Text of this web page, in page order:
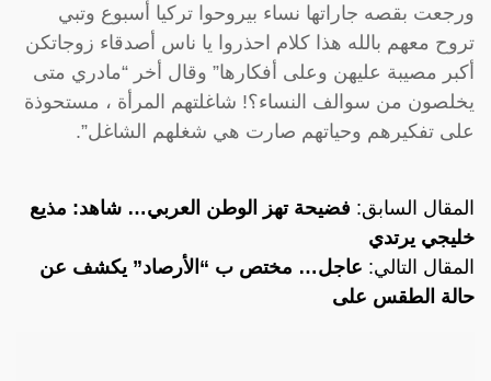
ورجعت بقصه جاراتها نساء بيروحوا تركيا أسبوع وتبي
تروح معهم بالله هذا كلام احذروا يا ناس أصدقاء زوجاتكن
أكبر مصيبة عليهن وعلى أفكارها” وقال أخر “مادري متى
يخلصون من سوالف النساء؟! شاغلتهم المرأة ، مستحوذة
على تفكيرهم وحياتهم صارت هي شغلهم الشاغل”.
المقال السابق: فضيحة تهز الوطن العربي… شاهد: مذيع
خليجي يرتدي
المقال التالي: عاجل… مختص ب “الأرصاد” يكشف عن
حالة الطقس على